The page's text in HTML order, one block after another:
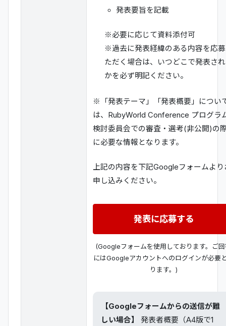
発表要旨を記載
※必要に応じて資料添付可
※過去に発表経緯のある内容を応
ただく場合は、いつどこで発表さ
かを必ず明記ください。
※「発表テーマ」「発表概要」につい
は、RubyWorld Conference プログラ
検討委員会での審査・選考(非公開)の
に必要な情報となります。
上記の内容を下記Googleフォームより
申し込みください。
発表に応募する
(Googleフォームを使用しております。ご
にはGoogleアカウントへのログインが必要
ります。)
【Googleフォームからの送信が難
しい場合】
発表者概要（A4版で1